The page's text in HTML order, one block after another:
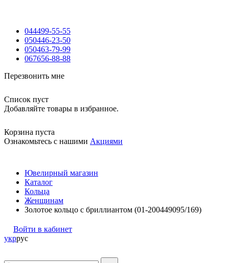
044499-55-55
050446-23-50
050463-79-99
067656-88-88
Перезвонить мне
Список пуст
Добавляйте товары в избранное.
Корзина пуста
Ознакомьтесь с нашими Акциями
Ювелирный магазин
Каталог
Кольца
Женщинам
Золотое кольцо с бриллиантом (01-200449095/169)
Войти в кабинет
укррус